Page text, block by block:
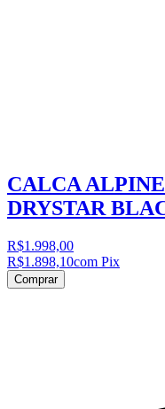
CALCA
DRYSTAR
R$1.998,00
R$1.898,10com Pix
Comprar